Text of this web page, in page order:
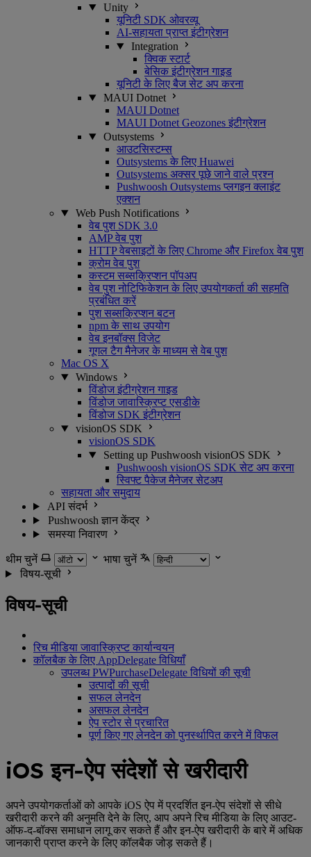
Unity
यूनिटी SDK ओवरव्यू
AI-सहायता प्राप्त इंटीग्रेशन
Integration
क्विक स्टार्ट
बेसिक इंटीग्रेशन गाइड
यूनिटी के लिए बैज सेट अप करना
MAUI Dotnet
MAUI Dotnet
MAUI Dotnet Geozones इंटीग्रेशन
Outsystems
आउटसिस्टम्स
Outsystems के लिए Huawei
Outsystems अक्सर पूछे जाने वाले प्रश्न
Pushwoosh Outsystems प्लगइन क्लाइंट
एक्शन
Web Push Notifications
वेब पुश SDK 3.0
AMP वेब पुश
HTTP वेबसाइटों के लिए Chrome और Firefox वेब पुश
क्रोम वेब पुश
कस्टम सब्सक्रिप्शन पॉपअप
वेब पुश नोटिफिकेशन के लिए उपयोगकर्ता की सहमति
प्रबंधित करें
पुश सब्सक्रिप्शन बटन
npm के साथ उपयोग
वेब इनबॉक्स विजेट
गूगल टैग मैनेजर के माध्यम से वेब पुश
Mac OS X
Windows
विंडोज इंटीग्रेशन गाइड
विंडोज जावास्क्रिप्ट एसडीके
विंडोज SDK इंटीग्रेशन
visionOS SDK
visionOS SDK
Setting up Pushwoosh visionOS SDK
Pushwoosh visionOS SDK सेट अप करना
स्विफ्ट पैकेज मैनेजर सेटअप
सहायता और समुदाय
API संदर्भ
Pushwoosh ज्ञान केंद्र
समस्या निवारण
थीम चुनें
भाषा चुनें
विषय-सूची
विषय-सूची
रिच मीडिया जावास्क्रिप्ट कार्यान्वयन
कॉलबैक के लिए AppDelegate विधियाँ
उपलब्ध PWPurchaseDelegate विधियों की सूची
उत्पादों की सूची
सफल लेनदेन
असफल लेनदेन
ऐप स्टोर से प्रचारित
पूर्ण किए गए लेनदेन को पुनर्स्थापित करने में विफल
iOS इन-ऐप संदेशों से खरीदारी
अपने उपयोगकर्ताओं को आपके iOS ऐप में प्रदर्शित इन-ऐप संदेशों से सीधे
खरीदारी करने की अनुमति देने के लिए, आप अपने रिच मीडिया के लिए आउट-
ऑफ-द-बॉक्स समाधान लागू कर सकते हैं और इन-ऐप खरीदारी के बारे में अधिक
जानकारी प्राप्त करने के लिए कॉलबैक जोड़ सकते हैं।